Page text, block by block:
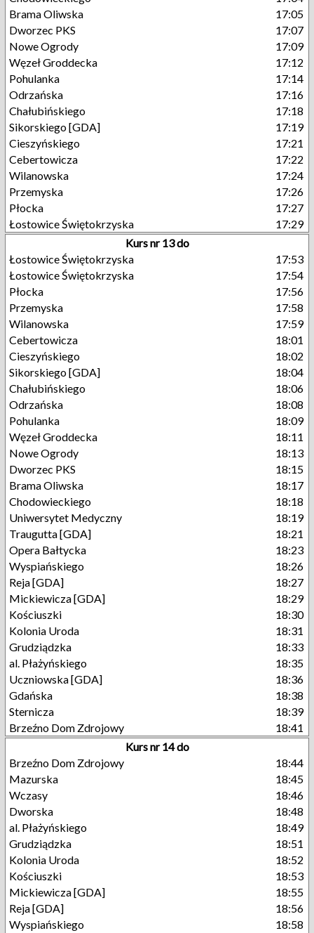
Brama Oliwska
17:05
Dworzec PKS
17:07
Nowe Ogrody
17:09
Węzeł Groddecka
17:12
Pohulanka
17:14
Odrzańska
17:16
Chałubińskiego
17:18
Sikorskiego [GDA]
17:19
Cieszyńskiego
17:21
Cebertowicza
17:22
Wilanowska
17:24
Przemyska
17:26
Płocka
17:27
Łostowice Świętokrzyska
17:29
Kurs nr 13 do
Łostowice Świętokrzyska
17:53
Łostowice Świętokrzyska
17:54
Płocka
17:56
Przemyska
17:58
Wilanowska
17:59
Cebertowicza
18:01
Cieszyńskiego
18:02
Sikorskiego [GDA]
18:04
Chałubińskiego
18:06
Odrzańska
18:08
Pohulanka
18:09
Węzeł Groddecka
18:11
Nowe Ogrody
18:13
Dworzec PKS
18:15
Brama Oliwska
18:17
Chodowieckiego
18:18
Uniwersytet Medyczny
18:19
Traugutta [GDA]
18:21
Opera Bałtycka
18:23
Wyspiańskiego
18:26
Reja [GDA]
18:27
Mickiewicza [GDA]
18:29
Kościuszki
18:30
Kolonia Uroda
18:31
Grudziądzka
18:33
al. Płażyńskiego
18:35
Uczniowska [GDA]
18:36
Gdańska
18:38
Sternicza
18:39
Brzeźno Dom Zdrojowy
18:41
Kurs nr 14 do
Brzeźno Dom Zdrojowy
18:44
Mazurska
18:45
Wczasy
18:46
Dworska
18:48
al. Płażyńskiego
18:49
Grudziądzka
18:51
Kolonia Uroda
18:52
Kościuszki
18:53
Mickiewicza [GDA]
18:55
Reja [GDA]
18:56
Wyspiańskiego
18:58